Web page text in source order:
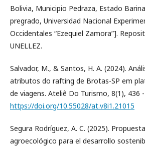
Bolivia, Municipio Pedraza, Estado
pregrado, Universidad Nacional
Occidentales “Ezequiel Zamora”].
UNELLEZ.
Salvador, M., & Santos, H. A. (2024).
atributos do rafting de Brotas-SP em
de viagens. Ateliê Do Turismo, 8(1), 436
https://doi.org/10.55028/at.v8i1.21015
Segura Rodríguez, A. C. (2025).
agroecológico para el desarrollo